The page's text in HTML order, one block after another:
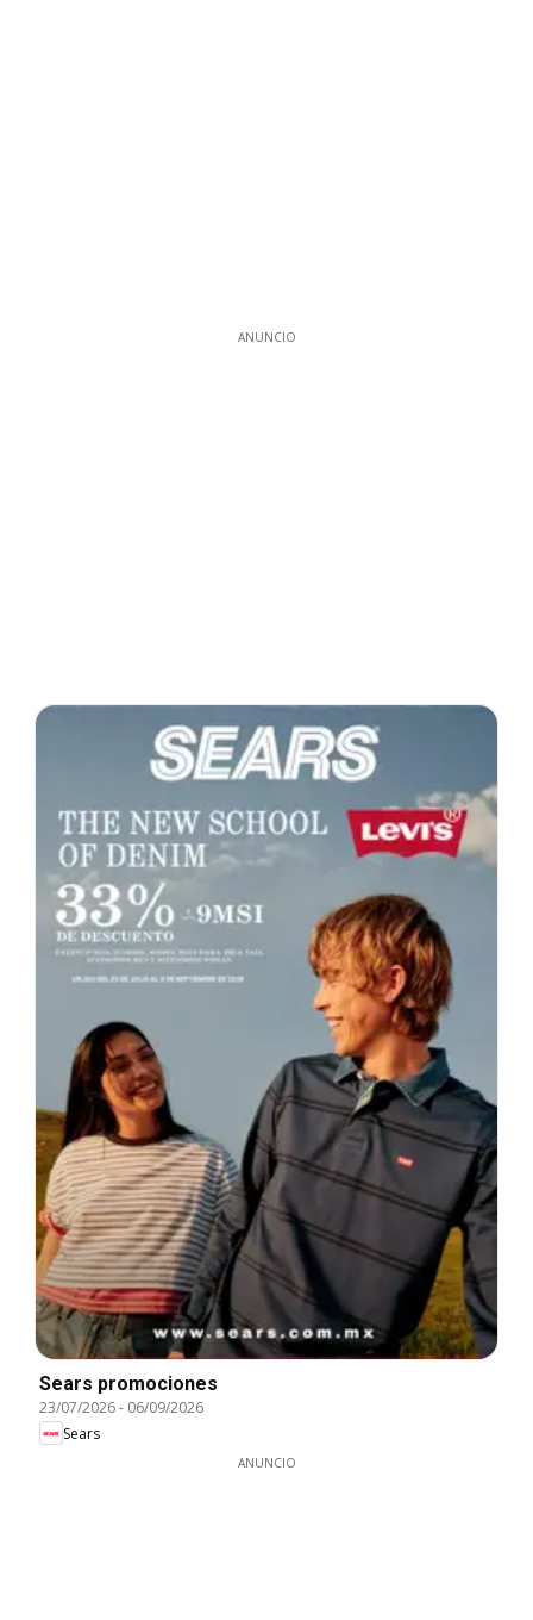
ANUNCIO
Sears promociones
23/07/2026- 06/09/2026
Sears
ANUNCIO